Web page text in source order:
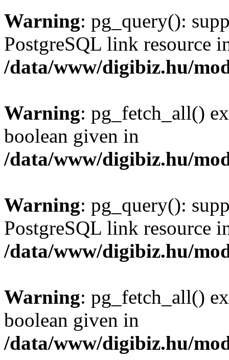
Warning: pg_query():
PostgreSQL link resource
/data/www/digibiz.hu/
Warning: pg_fetch_all()
boolean given in
/data/www/digibiz.hu/
Warning: pg_query():
PostgreSQL link resource
/data/www/digibiz.hu/
Warning: pg_fetch_all()
boolean given in
/data/www/digibiz.hu/